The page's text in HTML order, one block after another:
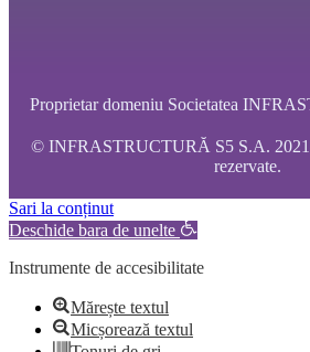
Proprietar domeniu Societatea
© INFRASTRUCTURĂ S5 S.A.
rezervate.
Sari la conținut
Deschide bara de unelte
Instrumente de accesibilitate
Mărește textul
Micșorează textul